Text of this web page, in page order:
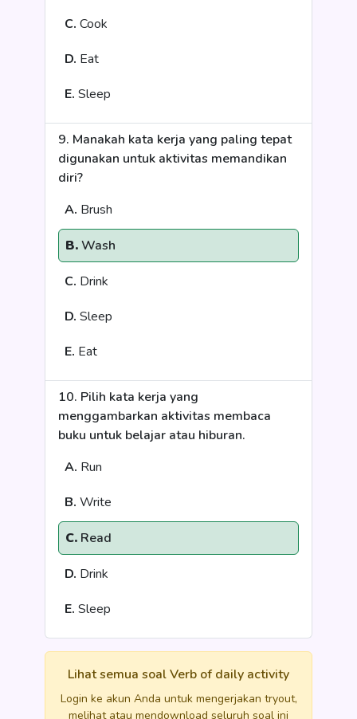
C. Cook
D. Eat
E. Sleep
9. Manakah kata kerja yang paling tepat
digunakan untuk aktivitas memandikan
diri?
A. Brush
B.Wash
C. Drink
D. Sleep
E. Eat
10. Pilih kata kerja yang
menggambarkan aktivitas membaca
buku untuk belajar atau hiburan.
A. Run
B. Write
C. Read
D. Drink
E. Sleep
Lihat semua soal Verb of daily activity
Login ke akun Anda untuk mengerjakan tryout,
melihat atau mendownload seluruh soal ini